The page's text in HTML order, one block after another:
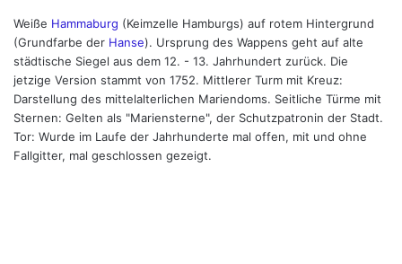
Weiße Hammaburg (Keimzelle Hamburgs) auf rotem Hintergrund
(Grundfarbe der Hanse). Ursprung des Wappens geht auf alte
städtische Siegel aus dem 12. - 13. Jahrhundert zurück. Die
jetzige Version stammt von 1752. Mittlerer Turm mit Kreuz:
Darstellung des mittelalterlichen Mariendoms. Seitliche Türme mit
Sternen: Gelten als "Mariensterne", der Schutzpatronin der Stadt.
Tor: Wurde im Laufe der Jahrhunderte mal offen, mit und ohne
Fallgitter, mal geschlossen gezeigt.